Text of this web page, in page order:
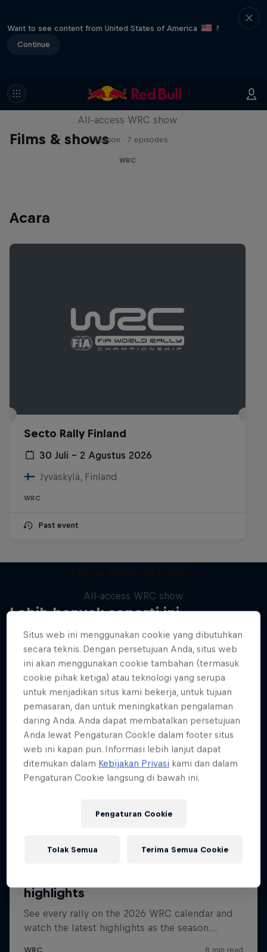
Want to see content from United States of America
?
Continue
Films & shows
More Than Machine
All-access WRC show
1 Season · 7 episodes
WRC
Acara
Secto Rally Finland
30 Juli – 2 Agustus 2026
Jyväskylä, Finland
WRC
Past event
Lebih banyak seperti ini
All-access WRC show
WRC
Situs web ini menggunakan cookie yang dibutuhkan
secara teknis. Dengan persetujuan Anda, situs web
ini akan menggunakan cookie tambahan (termasuk
cookie pihak ketiga) atau teknologi yang serupa
untuk menjadikan situs kami bekerja, untuk tujuan
pemasaran, dan untuk meningkatkan pengalaman
daring Anda. Anda dapat membatalkan persetujuan
Anda lewat Pengaturan CookIe dalam footer situs
web ini kapan pun. Informasi lebih lanjut dapat
ditemukan dalam Kebijakan Privasi kami dan dalam
Pengaturan Cookie langsung di bawah ini.
Pengaturan Cookie
Tolak Semua Terima Semua Cookie